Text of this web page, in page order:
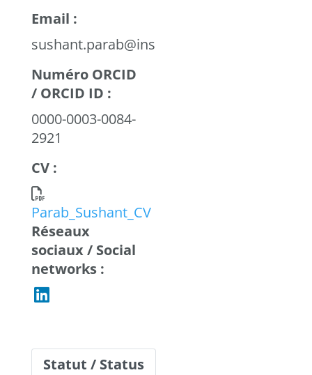
Email :
sushant.parab@inserm.fr
Numéro ORCID
/ ORCID ID :
0000-0003-0084-
2921
CV :
Parab_Sushant_CV
Réseaux
sociaux / Social
networks :
Statut / Status